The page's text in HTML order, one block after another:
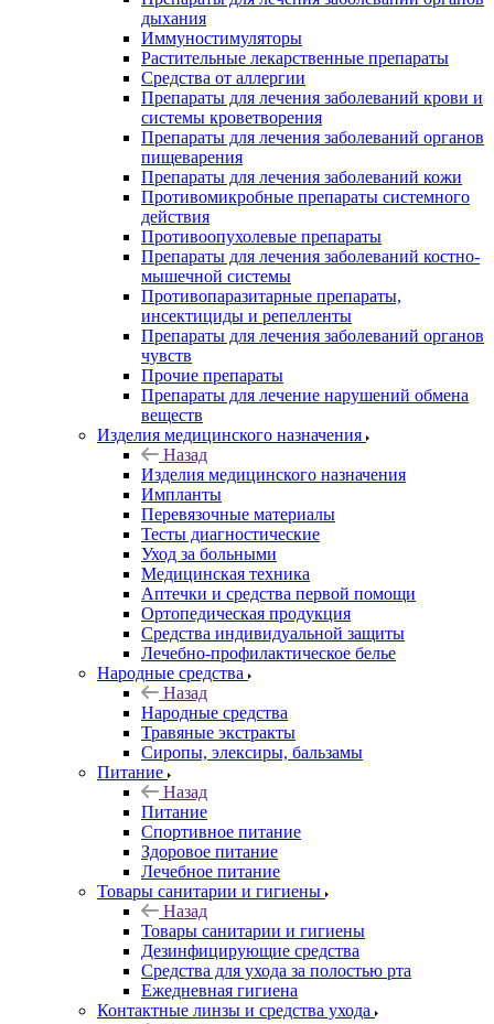
дыхания
Иммуностимуляторы
Растительные лекарственные препараты
Средства от аллергии
Препараты для лечения заболеваний крови и
системы кроветворения
Препараты для лечения заболеваний органов
пищеварения
Препараты для лечения заболеваний кожи
Противомикробные препараты системного
действия
Противоопухолевые препараты
Препараты для лечения заболеваний костно-
мышечной системы
Противопаразитарные препараты,
инсектициды и репелленты
Препараты для лечения заболеваний органов
чувств
Прочие препараты
Препараты для лечение нарушений обмена
веществ
Изделия медицинского назначения
Назад
Изделия медицинского назначения
Импланты
Перевязочные материалы
Тесты диагностические
Уход за больными
Медицинская техника
Аптечки и средства первой помощи
Ортопедическая продукция
Средства индивидуальной защиты
Лечебно-профилактическое белье
Народные средства
Назад
Народные средства
Травяные экстракты
Сиропы, элексиры, бальзамы
Питание
Назад
Питание
Спортивное питание
Здоровое питание
Лечебное питание
Товары санитарии и гигиены
Назад
Товары санитарии и гигиены
Дезинфицирующие средства
Средства для ухода за полостью рта
Ежедневная гигиена
Контактные линзы и средства ухода